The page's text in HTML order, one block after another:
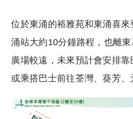
位於東涌的裕雅苑和東涌喜
涌站大約10分鐘路程，也離
廣場較遠，未來預計會安排靠
或乘搭巴士前往荃灣、葵芳、